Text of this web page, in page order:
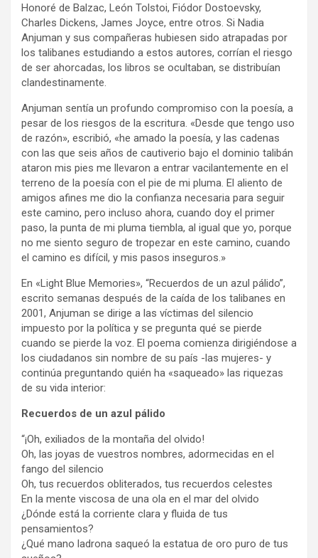
Honoré de Balzac, León Tolstoi, Fiódor Dostoevsky,
Charles Dickens, James Joyce, entre otros. Si Nadia
Anjuman y sus compañeras hubiesen sido atrapadas por
los talibanes estudiando a estos autores, corrían el riesgo
de ser ahorcadas, los libros se ocultaban, se distribuían
clandestinamente.
Anjuman sentía un profundo compromiso con la poesía, a
pesar de los riesgos de la escritura. «Desde que tengo uso
de razón», escribió, «he amado la poesía, y las cadenas
con las que seis años de cautiverio bajo el dominio talibán
ataron mis pies me llevaron a entrar vacilantemente en el
terreno de la poesía con el pie de mi pluma. El aliento de
amigos afines me dio la confianza necesaria para seguir
este camino, pero incluso ahora, cuando doy el primer
paso, la punta de mi pluma tiembla, al igual que yo, porque
no me siento seguro de tropezar en este camino, cuando
el camino es difícil, y mis pasos inseguros.»
En «Light Blue Memories», “Recuerdos de un azul pálido”,
escrito semanas después de la caída de los talibanes en
2001, Anjuman se dirige a las víctimas del silencio
impuesto por la política y se pregunta qué se pierde
cuando se pierde la voz. El poema comienza dirigiéndose a
los ciudadanos sin nombre de su país -las mujeres- y
continúa preguntando quién ha «saqueado» las riquezas
de su vida interior:
Recuerdos de un azul pálido
“¡Oh, exiliados de la montaña del olvido!
Oh, las joyas de vuestros nombres, adormecidas en el
fango del silencio
Oh, tus recuerdos obliterados, tus recuerdos celestes
En la mente viscosa de una ola en el mar del olvido
¿Dónde está la corriente clara y fluida de tus
pensamientos?
¿Qué mano ladrona saqueó la estatua de oro puro de tus